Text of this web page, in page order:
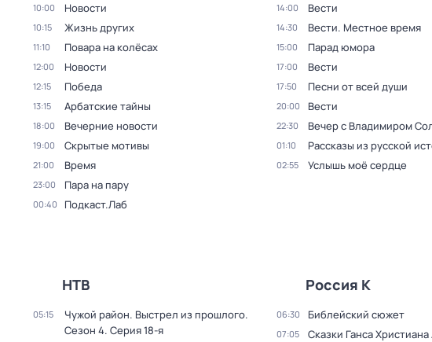
10:00 Новости
10:15 Жизнь других
11:10 Повара на колёсах
12:00 Новости
12:15 Победа
13:15 Арбатские тайны
18:00 Вечерние новости
19:00 Скрытые мотивы
21:00 Время
23:00 Пара на пару
00:40 Подкаст.Лаб
14:00 Вести
14:30 Вести. Местное время
15:00 Парад юмора
17:00 Вести
17:50 Песни от всей души
20:00 Вести
22:30 Вечер с Владимиром
01:10 Рассказы из русской
02:55 Услышь моё сердце
НТВ
05:15 Чужой район. Выстрел из прошлого.
Сезон 4. Серия 18-я
Россия К
06:30 Библейский сюжет
07:05 Сказки Ганса